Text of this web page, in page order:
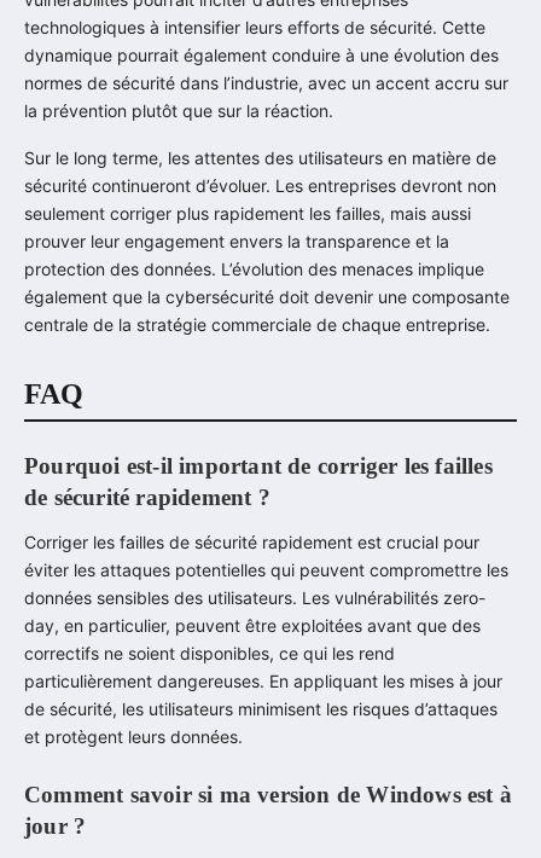
technologiques à intensifier leurs efforts de sécurité. Cette
dynamique pourrait également conduire à une évolution des
normes de sécurité dans l’industrie, avec un accent accru sur
la prévention plutôt que sur la réaction.
Sur le long terme, les attentes des utilisateurs en matière de
sécurité continueront d’évoluer. Les entreprises devront non
seulement corriger plus rapidement les failles, mais aussi
prouver leur engagement envers la transparence et la
protection des données. L’évolution des menaces implique
également que la cybersécurité doit devenir une composante
centrale de la stratégie commerciale de chaque entreprise.
FAQ
Pourquoi est-il important de corriger les failles
de sécurité rapidement ?
Corriger les failles de sécurité rapidement est crucial pour
éviter les attaques potentielles qui peuvent compromettre les
données sensibles des utilisateurs. Les vulnérabilités zero-
day, en particulier, peuvent être exploitées avant que des
correctifs ne soient disponibles, ce qui les rend
particulièrement dangereuses. En appliquant les mises à jour
de sécurité, les utilisateurs minimisent les risques d’attaques
et protègent leurs données.
Comment savoir si ma version de Windows est à
jour ?